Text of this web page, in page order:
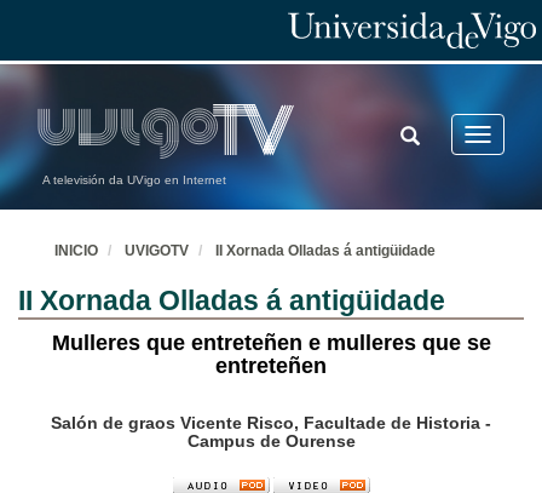
A televisión da UVigo en Internet
Toggle
TOGGLE
SEARCH
INICIO UVIGOTV II Xornada Olladas á antigüidade
II Xornada Olladas á antigüidade
Mulleres que entreteñen e mulleres que se
entreteñen
Salón de graos Vicente Risco, Facultade de Historia -
Campus de Ourense